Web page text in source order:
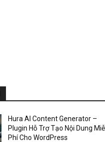
Hura AI Content Generator –
Plugin Hỗ Trợ Tạo Nội Dung
Phí Cho WordPress